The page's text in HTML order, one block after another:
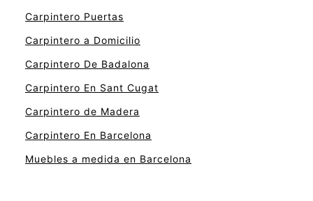
Carpintero Puertas
Carpintero a Domicilio
Carpintero De Badalona
Carpintero En Sant Cugat
Carpintero de Madera
Carpintero En Barcelona
Muebles a medida en Barcelona